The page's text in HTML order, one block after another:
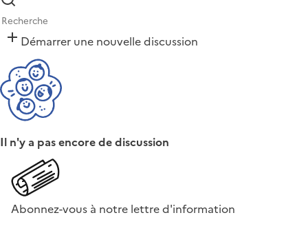
Démarrer une nouvelle discussion
Il n'y a pas encore de discussion
Abonnez-vous à notre lettre d'information